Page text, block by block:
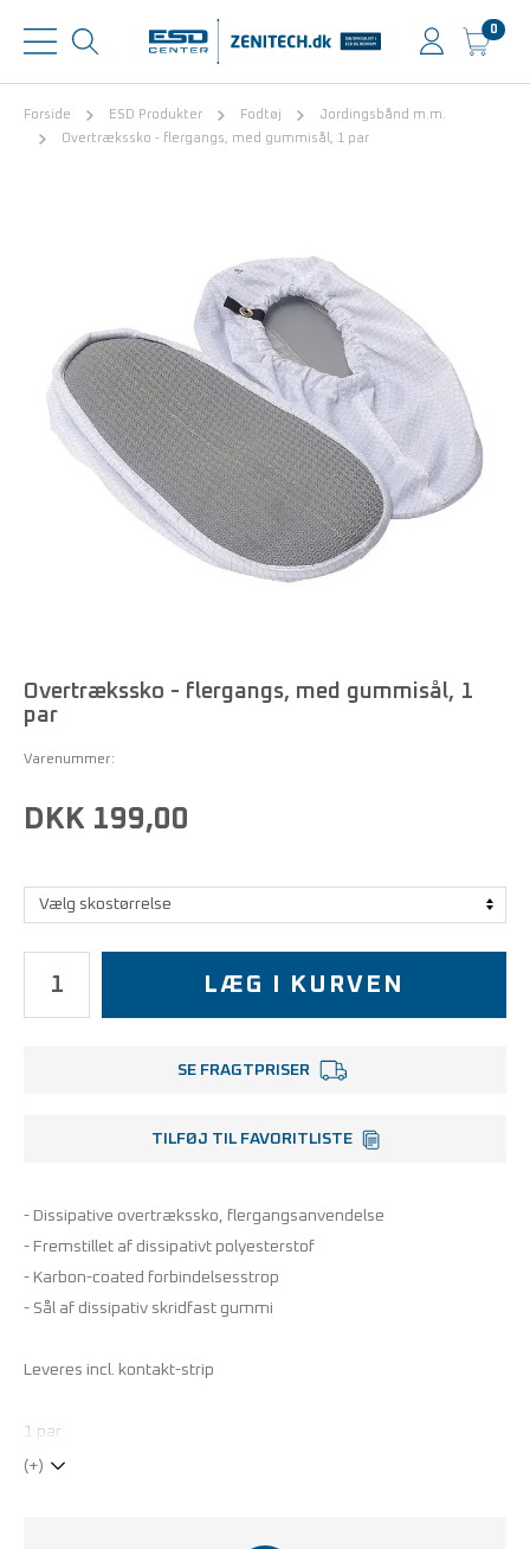
0
Forside ESD Produkter Fodtøj
Jordingsbånd m.m.
Overtrækssko - flergangs, med gummisål, 1 par
Overtrækssko - flergangs, med gummisål, 1
par
Varenummer:
DKK 199,00
LÆG I KURVEN
SE FRAGTPRISER
TILFØJ TIL FAVORITLISTE
- Dissipative overtrækssko, flergangsanvendelse
- Fremstillet af dissipativt polyesterstof
- Karbon-coated forbindelsesstrop
- Sål af dissipativ skridfast gummi
Leveres incl. kontakt-strip
1 par
(+)